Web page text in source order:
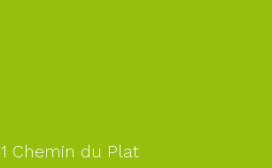
Chemin du Plat